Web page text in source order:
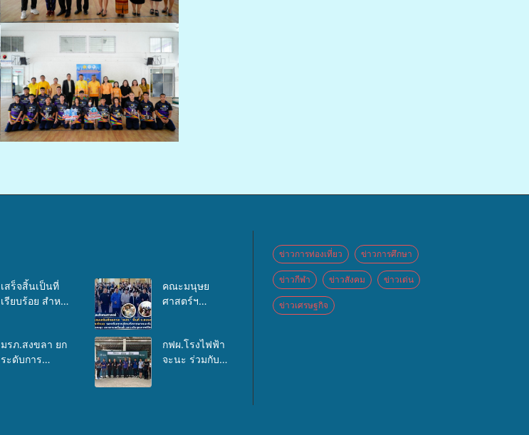
เสร็จสิ้นเป็นที่
เรียบร้อย สำหรับ
ปี 2569 เพื่อให้
บริการด้าน
คณะมนุษย
ศาสตร์ฯ
ศักยภาพ “อปท.”
ด้านการเบิกจ่าย
มรภ.สงขลา ยก
ระดับการ
กฟผ.โรงไฟฟ้า
จะนะ ร่วมกับ
ข่าวการท่องเที่ยว ข่าวการศึกษา
ข่าวกีฬา ข่าวสังคม ข่าวเด่น
ข่าวเศรษฐกิจ